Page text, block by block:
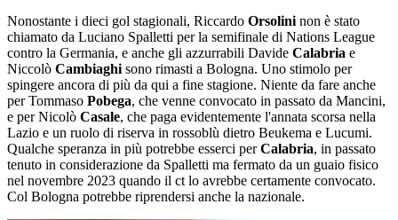
Nonostante i dieci gol stagionali, Riccardo Orsolini non è stato
chiamato da Luciano Spalletti per la semifinale di Nations League
contro la Germania, e anche gli azzurrabili Davide Calabria e
Niccolò Cambiaghi sono rimasti a Bologna. Uno stimolo per
spingere ancora di più da qui a fine stagione. Niente da fare anche
per Tommaso Pobega, che venne convocato in passato da Mancini,
e per Nicolò Casale, che paga evidentemente l'annata scorsa nella
Lazio e un ruolo di riserva in rossoblù dietro Beukema e Lucumi.
Qualche speranza in più potrebbe esserci perCalabria, in passato
tenuto in considerazione da Spalletti ma fermato da un guaio fisico
nel novembre 2023 quando il ct lo avrebbe certamente convocato.
Col Bologna potrebbe riprendersi anche la nazionale.